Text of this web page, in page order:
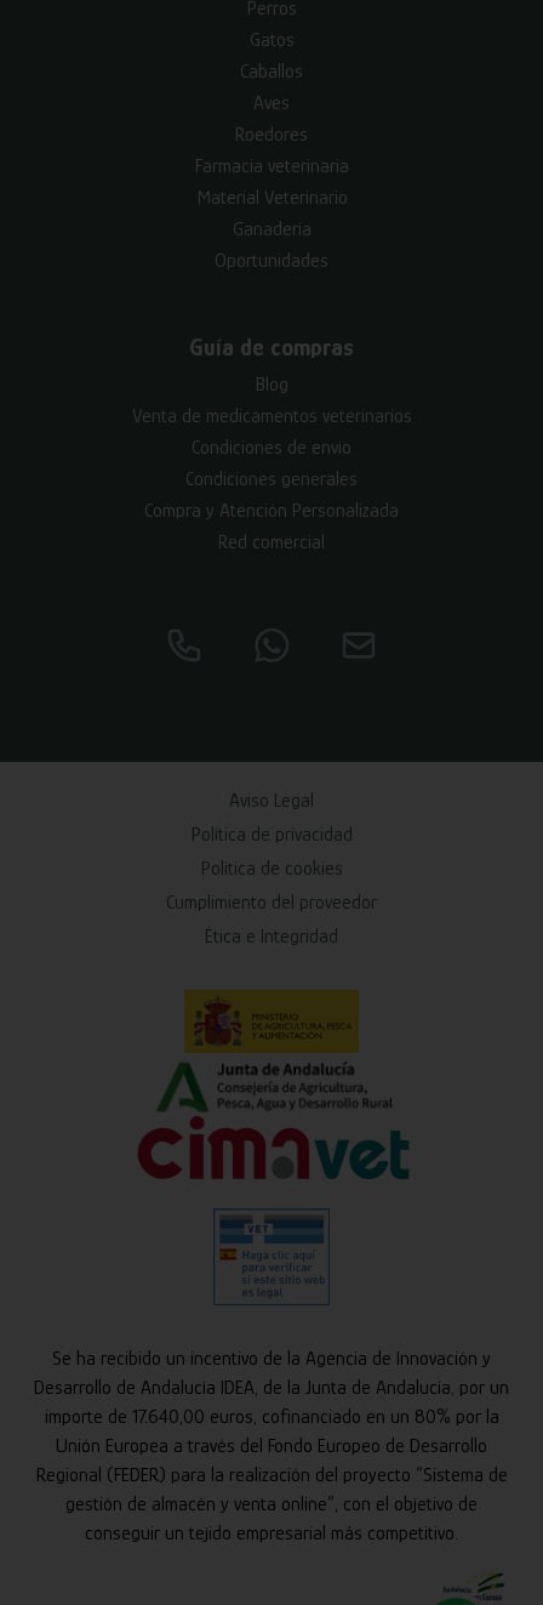
Perros
Gatos
Caballos
Aves
Roedores
Farmacia veterinaria
Material Veterinario
Ganadería
Oportunidades
Guía de compras
Blog
Venta de medicamentos veterinarios
Condiciones de envío
Condiciones generales
Compra y Atención Personalizada
Red comercial
Aviso Legal
Política de privacidad
Política de cookies
Cumplimiento del proveedor
Ética e Integridad
Se ha recibido un incentivo de la Agencia de Innovación y
Desarrollo de Andalucía IDEA, de la Junta de Andalucía, por un
importe de 17.640,00 euros, cofinanciado en un 80% por la
Unión Europea a través del Fondo Europeo de Desarrollo
Regional (FEDER) para la realización del proyecto “Sistema de
gestión de almacén y venta online”, con el objetivo de
conseguir un tejido empresarial más competitivo.